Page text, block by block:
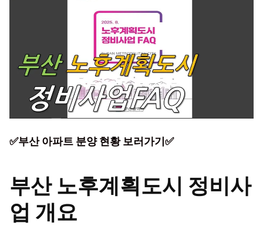
✅부산 아파트 분양 현황 보러가기✅
부산 노후계획도시 정비사
업 개요